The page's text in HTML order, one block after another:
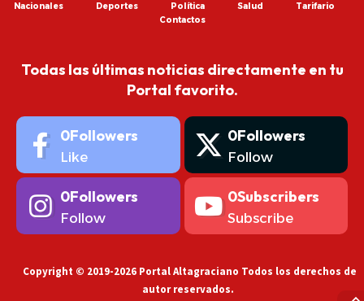
Nacionales Deportes Política Salud
Tarifario
Contactos
Todas las últimas noticias directamente en tu
Portal favorito.
0Followers
Like
0Followers
Follow
0Followers
Follow
0Subscribers
Subscribe
Copyright © 2019-2026 Portal Altagraciano Todos los derechos de
autor reservados.